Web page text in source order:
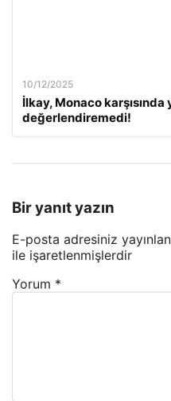
10/12/2025
İlkay, Monaco karşısında
değerlendiremedi!
Bir yanıt yazın
E-posta adresiniz
ile işaretlenmişlerdir
Yorum *